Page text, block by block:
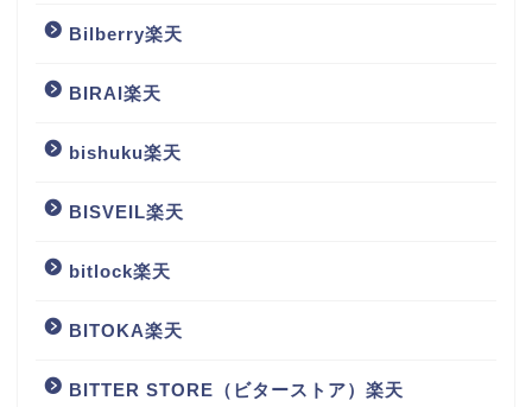
Bilberry楽天
BIRAI楽天
bishuku楽天
BISVEIL楽天
bitlock楽天
BITOKA楽天
BITTER STORE（ビターストア）楽天